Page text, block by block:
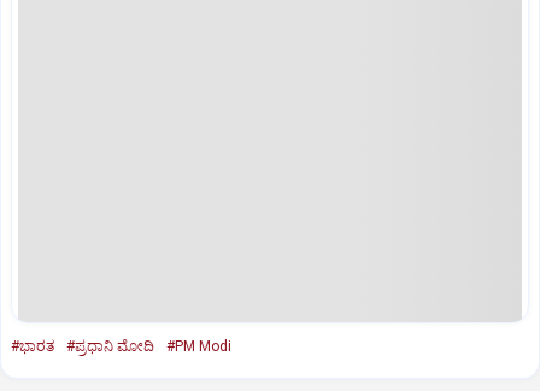
#ಭಾರತ #ಪ್ರಧಾನಿ ಮೋದಿ #PM Modi